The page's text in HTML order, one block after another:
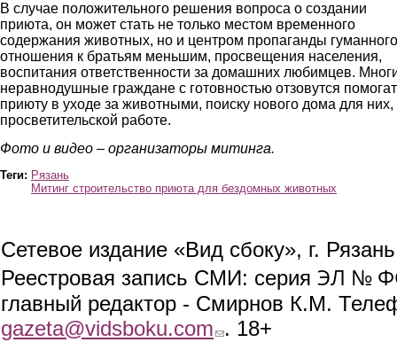
В случае положительного решения вопроса о создании
приюта, он может стать не только местом временного
содержания животных, но и центром пропаганды гуманного
отношения к братьям меньшим, просвещения населения,
воспитания ответственности за домашних любимцев.
неравнодушные граждане с готовностью отзовутся
приюту в уходе за животными, поиску нового дома для них,
просветительской работе.
Фото и видео – организаторы митинга.
Теги: Рязань
Митинг строительство приюта для бездомных животных
Сетевое издание «Вид сбоку», г.
Реестровая запись СМИ: серия ЭЛ №
главный редактор - Смирнов К.М.
gazeta@vidsboku.com (link sends e-mail)
. 18+